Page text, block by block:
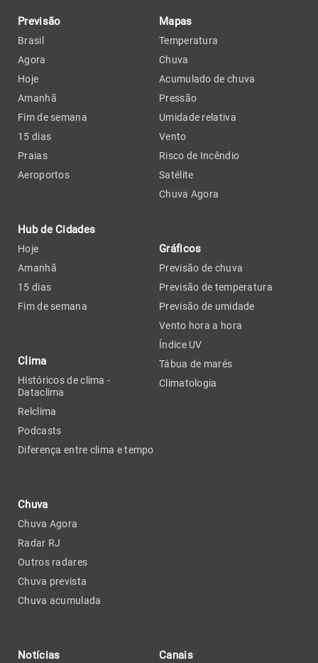
Previsão
Brasil
Agora
Hoje
Amanhã
Fim de semana
15 dias
Praias
Aeroportos
Hub de Cidades
Hoje
Amanhã
15 dias
Fim de semana
Clima
Históricos de clima -
Dataclima
Relclima
Podcasts
Diferença entre clima e tempo
Chuva
Chuva Agora
Radar RJ
Outros radares
Chuva prevista
Chuva acumulada
Mapas
Temperatura
Chuva
Acumulado de chuva
Pressão
Umidade relativa
Vento
Risco de Incêndio
Satélite
Chuva Agora
Gráficos
Previsão de chuva
Previsão de temperatura
Previsão de umidade
Vento hora a hora
Índice UV
Tábua de marés
Climatologia
Notícias Canais